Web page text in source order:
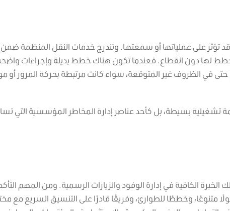
تؤثر على عملياتها أو سمعتها. وتندرج خدمات النقل المنظمة
لها دون انقطاع. فعندما تكون هناك خطط بديلة وإجراءات
حتى في الظروف غير المتوقعة، سواء كانت مرتبطة بحركة المرور أو
تشغيلية بسيطة، بل كأحد عناصر إدارة المخاطر المؤسسية التي
الكافية في إدارة الوفود والزيارات الرسمية. ومن المهم
متنوعًا، وخططًا للطوارئ، وفريقًا قادرًا على التنسيق السريع مع